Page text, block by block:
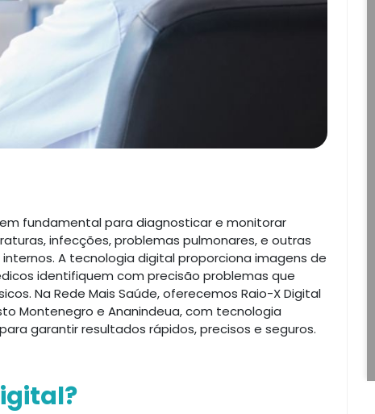
fundamental para diagnosticar e monitorar
infecções, problemas pulmonares, e outras
A tecnologia digital proporciona imagens de
identifiquem com precisão problemas que
Na Rede Mais Saúde, oferecemos Raio-X Digital
Montenegro e Ananindeua, com tecnologia
garantir resultados rápidos, precisos e seguros.